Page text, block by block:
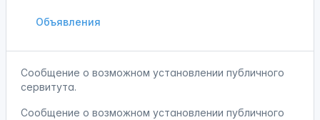
Объявления
Сообщение о возможном установлении публичного
сервитута.
Сообщение о возможном установлении публичного